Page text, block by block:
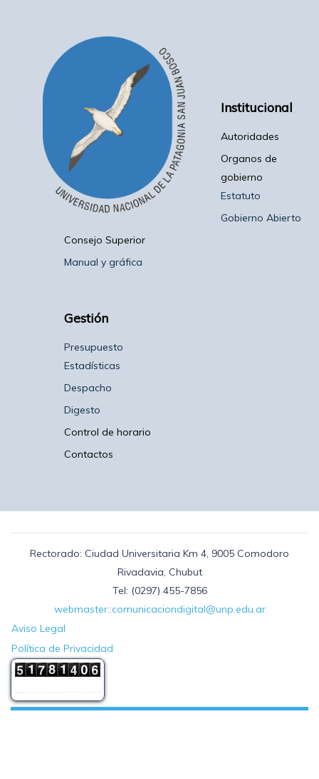
Institucional
Autoridades
Organos de
gobierno
Estatuto
Gobierno Abierto
Consejo Superior
Manual y gráfica
Gestión
Presupuesto
Estadísticas
Despacho
Digesto
Control de horario
Contactos
Rectorado: Ciudad Universitaria Km 4, 9005 Comodoro
Rivadavia, Chubut
Tel: (0297) 455-7856
webmaster::comunicaciondigital@unp.edu.ar
Aviso Legal
Política de Privacidad